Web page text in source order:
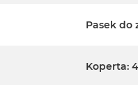
Pasek do
Koperta: